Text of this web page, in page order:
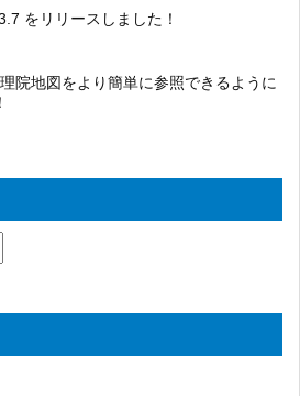
をリリースしました！
院地図をより簡単に参照できるように